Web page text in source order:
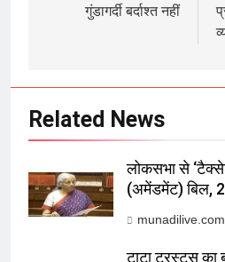
गुंडागर्दी बर्दाश्त नहीं
Related News
लोकसभा से
(अमेंडमेंट) बिल,
munadilive.com
टाटा ट्रस्ट्स का